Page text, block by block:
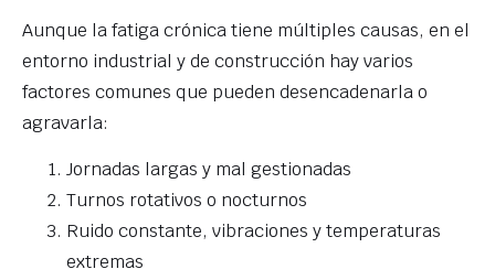
Aunque la fatiga crónica tiene múltiples causas, en el
entorno industrial y de construcción hay varios
factores comunes que pueden desencadenarla o
agravarla:
Jornadas largas y mal gestionadas
Turnos rotativos o nocturnos
Ruido constante, vibraciones y temperaturas
extremas